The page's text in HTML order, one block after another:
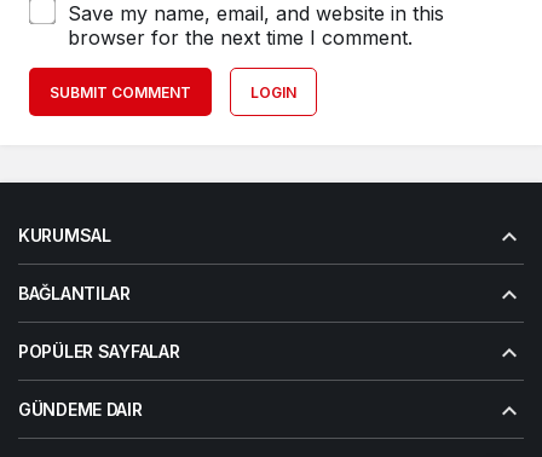
Save my name, email, and website in this
browser for the next time I comment.
SUBMIT COMMENT LOGIN
KURUMSAL
BAĞLANTILAR
POPÜLER SAYFALAR
GÜNDEME DAIR